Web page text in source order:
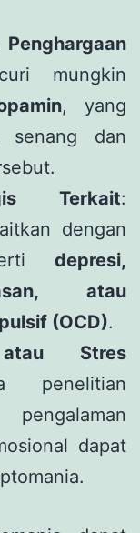
mungkin
, yang
senang dan
Terkait:
dengan
depresi,
atau
(OCD).
Stres
penelitian
dapat